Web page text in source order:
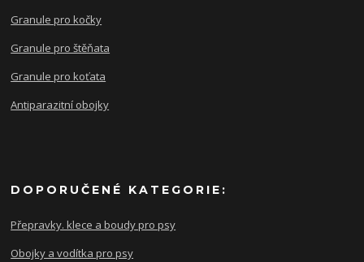
Granule pro kočky
Granule pro štěňata
Granule pro koťata
Antiparazitní obojky
DOPORUČENÉ KATEGORIE:
Přepravky. klece a boudy pro psy
Obojky a vodítka pro psy